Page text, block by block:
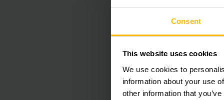
Consent
This website uses cookies
We use cookies to
information about your use
other information that
PERFECCIÓN